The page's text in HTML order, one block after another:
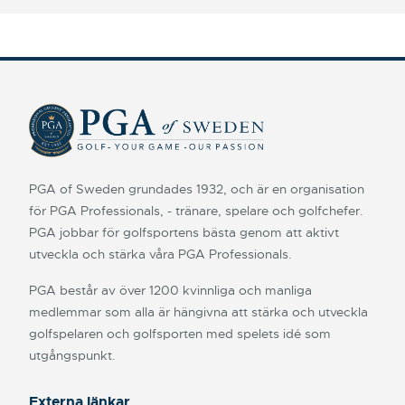
PGA of Sweden grundades 1932, och är en organisation
för PGA Professionals, - tränare, spelare och golfchefer.
PGA jobbar för golfsportens bästa genom att aktivt
utveckla och stärka våra PGA Professionals.
PGA består av över 1200 kvinnliga och manliga
medlemmar som alla är hängivna att stärka och utveckla
golfspelaren och golfsporten med spelets idé som
utgångspunkt.